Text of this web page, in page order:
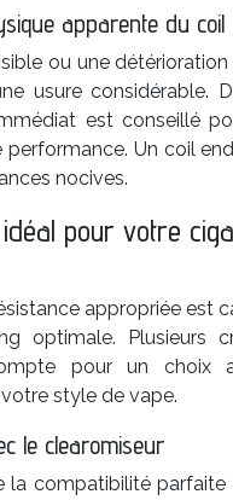
apparente du coil
ou une
usure considérable.
est conseillé
performance. Un coil
nocives.
pour votre
appropriée est
optimale. Plusieurs
pour un choix
style de vape.
le clearomiseur
la compatibilité